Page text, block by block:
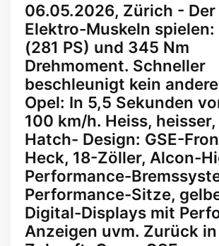
06.05.2026, Zürich -
Elektro-Muskeln spielen:
(281 PS) und 345 Nm
Drehmoment. Schneller
beschleunigt kein
Opel: In 5,5 Sekunden
100 km/h. Heiss,
Hatch- Design: GSE-
Heck, 18-Zöller, Alcon-
Performance-
Performance-Sitze,
Digital-Displays mit
Anzeigen uvm. Zurück